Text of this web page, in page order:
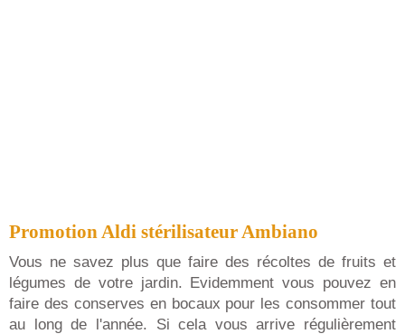
Promotion Aldi stérilisateur Ambiano
Vous ne savez plus que faire des récoltes de fruits et
légumes de votre jardin. Evidemment vous pouvez en
faire des conserves en bocaux pour les consommer tout
au long de l'année. Si cela vous arrive régulièrement